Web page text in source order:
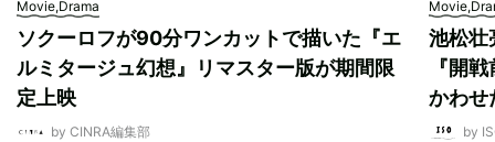
Movie,Drama
ソクーロフが90分ワンカットで描いた『エ
ルミタージュ幻想』リマスター版が期間限
定上映
by CINRA編集部
池松壮
『開
かわせ
by